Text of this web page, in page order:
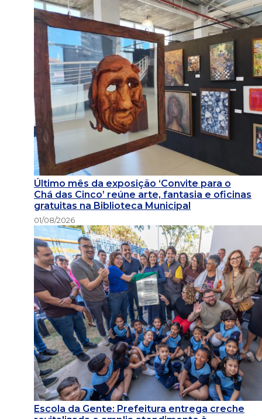
Último mês da exposição ‘Convite para o
Chá das Cinco’ reúne arte, fantasia e oficinas
gratuitas na Biblioteca Municipal
01/08/2026
Escola da Gente: Prefeitura entrega creche